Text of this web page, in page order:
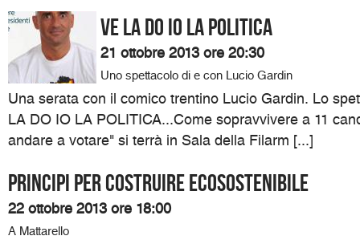
VE LA DO IO LA POLITICA
21 ottobre 2013 ore 20:30
Uno spettacolo di e con Lucio Gardin
Una serata con il comico trentino Lucio Gardin. Lo
LA DO IO LA POLITICA...Come sopravvivere a 11
andare a votare" si terrà in Sala della Filarm [...]
Principi per costruire ecosostenibile
22 ottobre 2013 ore 18:00
A Mattarello